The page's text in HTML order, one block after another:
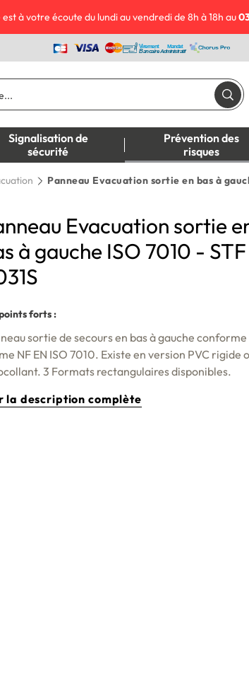
à votre écoute du lundi au vendredi de 8h à 18h au
Signalisation de
sécurité
Prévention des
risques
Panneau Evacuation sortie en bas à
Evacuation sortie
à gauche ISO 7010 - STF
forts :
sortie de secours en bas à gauche conforme
NF EN ISO 7010. Existe en version PVC rigide
3 Formats rectangulaires disponibles.
la description complète